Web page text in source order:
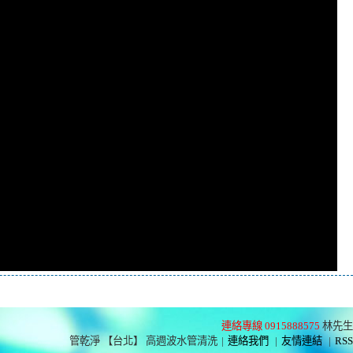
連絡專線 0915888575 林先生
管乾淨 【台北】 高週波水管清洗 | 連絡我們 | 友情連結 | RSS